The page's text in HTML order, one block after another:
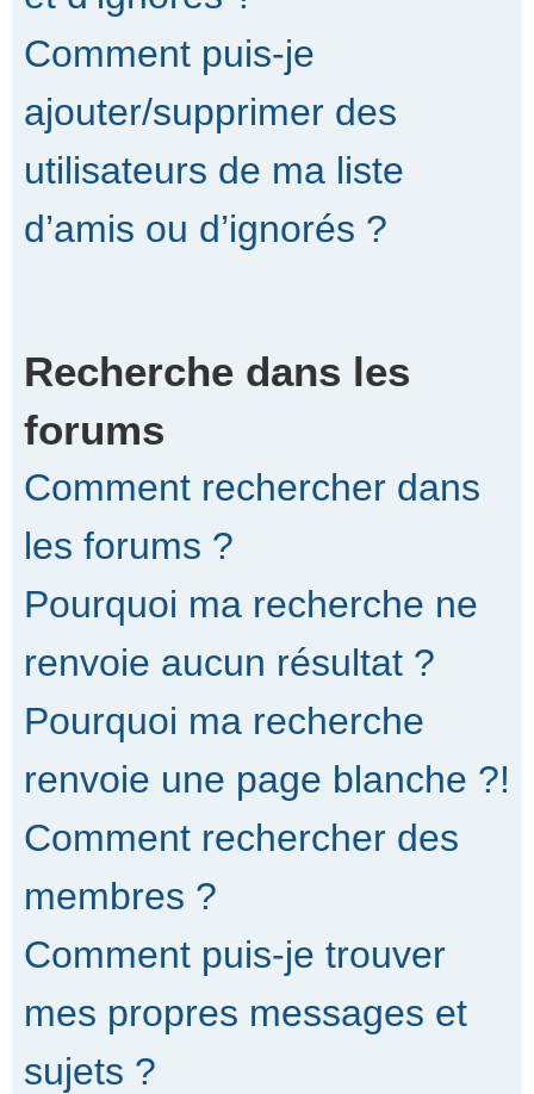
Comment puis-je
ajouter/supprimer des
utilisateurs de ma liste
d’amis ou d’ignorés ?
Recherche dans les
forums
Comment rechercher dans
les forums ?
Pourquoi ma recherche ne
renvoie aucun résultat ?
Pourquoi ma recherche
renvoie une page blanche ?!
Comment rechercher des
membres ?
Comment puis-je trouver
mes propres messages et
sujets ?